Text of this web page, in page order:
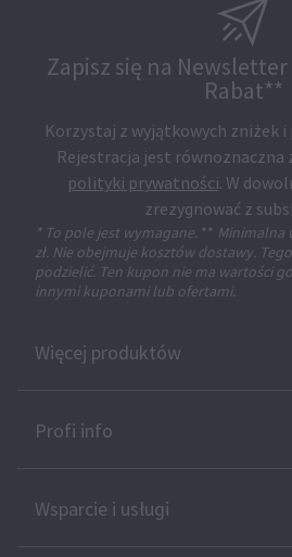
Zapisz się na Newsletter
Rabat**
Korzystaj z wyjątkowych zniżek
Rejestracja jest równoznaczna
polityki prywatności. W
zrezygnować z
* To pole jest wymagane. ** Minimalna
zł. Nie obejmuje kosztów dostawy.
podzielić. Ten kupon nie ma wartości
innymi kuponami lub ofertami.
Więcej produktów
Profi info
Wsparcie i usługi